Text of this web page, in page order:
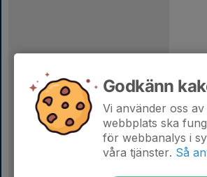
Godkänn
Vi använder oss
webbplats ska
för webbanalys i
våra tjänster. Så